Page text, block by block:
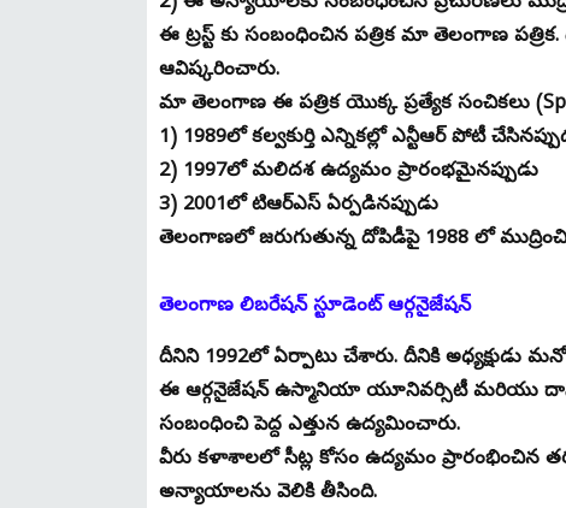
ఈ ట్రస్ట్ కు సంబంధించిన పత్రిక మా తెలంగాణ
ఆవిష్కరించారు.
మా తెలంగాణ ఈ పత్రిక యొక్క ప్రత్యేక సంచికలు
1) 1989లో కల్వకుర్తి ఎన్నికల్లో ఎన్టీఆర్ పోటీ
2) 1997లో మలిదశ ఉద్యమం ప్రారంభమైనప్పుడు
3) 2001లో టిఆర్ఎస్ ఏర్పడినప్పుడు
తెలంగాణలో జరుగుతున్న దోపిడీపై 1988 లో
తెలంగాణ లిబరేషన్ స్టూడెంట్ ఆర్గనైజేషన్
దీనిని 1992లో ఏర్పాటు చేశారు. దీనికి అధ్యక్షుడు
ఈ ఆర్గనైజేషన్ ఉస్మానియా యూనివర్సిటీ మరియు దాని
సంబంధించి పెద్ద ఎత్తున ఉద్యమించారు.
వీరు కళాశాలలో సీట్ల కోసం ఉద్యమం ప్రారంభించిన
అన్యాయాలను వెలికి తీసింది.